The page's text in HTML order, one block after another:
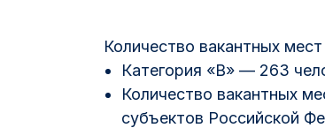
Количество вакантных
Категория «В» — 263
Количество вакантных
субъектов Российской